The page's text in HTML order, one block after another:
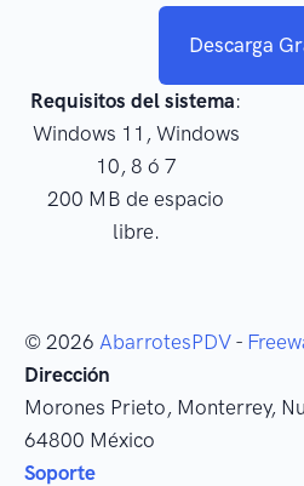
Descarga
Requisitos del sistema:
Windows 11, Windows
10, 8 ó 7
200 MB de espacio
libre.
© 2026 AbarrotesPDV -
Dirección
Morones Prieto, Monterrey,
64800 México
Soporte